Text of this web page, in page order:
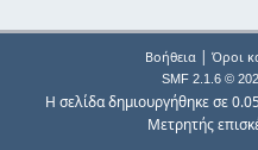
Βοήθεια| Όροι
SMF 2.1.6 ©
Η σελίδα δημιουργήθηκε σε
Μετρητής